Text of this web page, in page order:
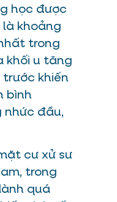
học được
là khoảng
trong
khối u tăng
trước khiến
bình
nhức đầu,
cư xử sư
trong
quá